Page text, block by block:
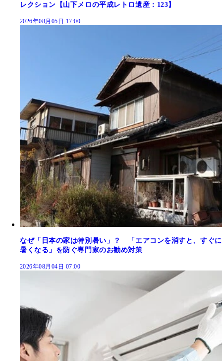
レクション【山下メロの平成レトロ遺産：123】
2026年08月05日 17:00
なぜ「日本の家は特別暑い」？ 「エアコンを消すと、すぐに
暑くなる」を防ぐ専門家のお勧め対策
2026年08月04日 07:00